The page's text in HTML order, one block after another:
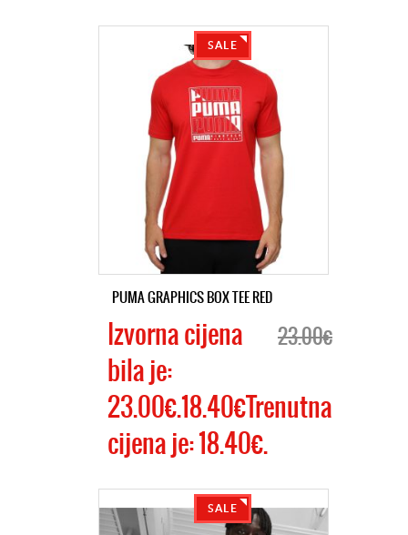
SALE
PUMA GRAPHICS BOX TEE RED
23.00€
Izvorna cijena
bila je:
23.00€.18.40€Trenutna
cijena je: 18.40€.
SALE